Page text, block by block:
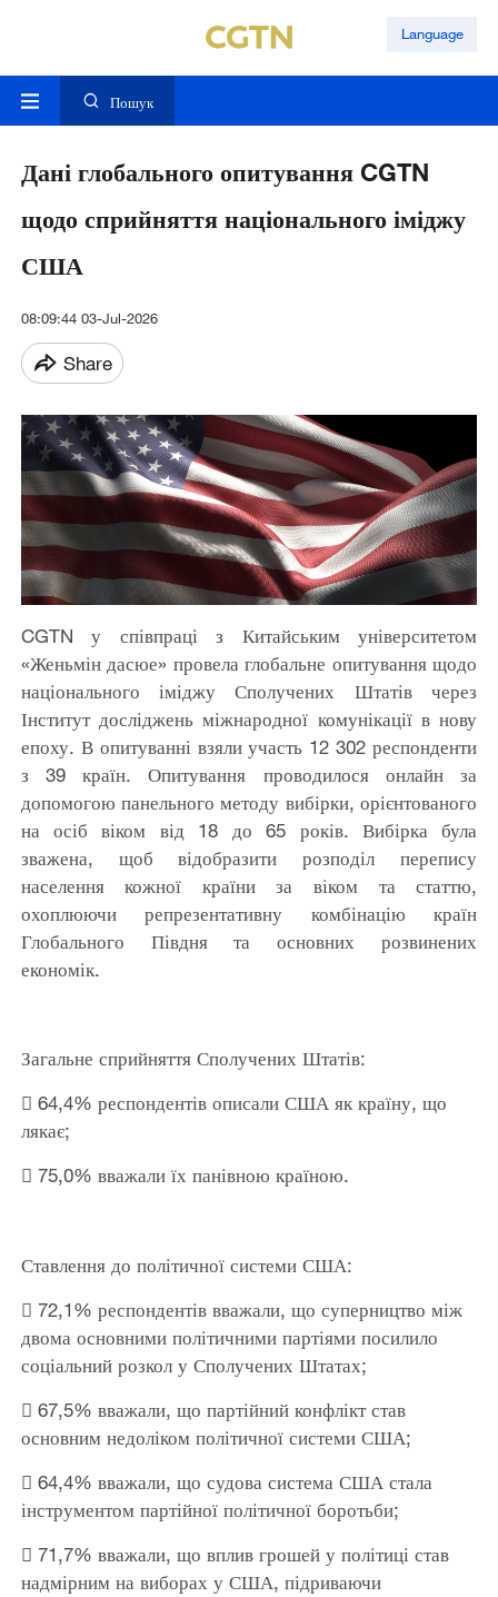
Language
Пошук
Дані глобального опитування CGTN
щодо сприйняття національного іміджу
США
08:09:44 03-Jul-2026
Share
CGTN у співпраці з Китайським університетом
«Женьмін дасюе» провела глобальне опитування щодо
національного іміджу Сполучених Штатів через
Інститут досліджень міжнародної комунікації в нову
епоху. В опитуванні взяли участь 12 302 респонденти
з 39 країн. Опитування проводилося онлайн за
допомогою панельного методу вибірки, орієнтованого
на осіб віком від 18 до 65 років. Вибірка була
зважена, щоб відобразити розподіл перепису
населення кожної країни за віком та статтю,
охоплюючи репрезентативну комбінацію країн
Глобального Півдня та основних розвинених
економік.
Загальне сприйняття Сполучених Штатів:
 64,4% респондентів описали США як країну, що
лякає;
 75,0% вважали їх панівною країною.
Ставлення до політичної системи США:
 72,1% респондентів вважали, що суперництво між
двома основними політичними партіями посилило
соціальний розкол у Сполучених Штатах;
 67,5% вважали, що партійний конфлікт став
основним недоліком політичної системи США;
 64,4% вважали, що судова система США стала
інструментом партійної політичної боротьби;
 71,7% вважали, що вплив грошей у політиці став
надмірним на виборах у США, підриваючи